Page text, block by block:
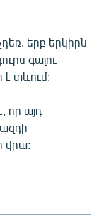
երբ երկիրն
գալու
է տևում:
որ այդ
վրա: